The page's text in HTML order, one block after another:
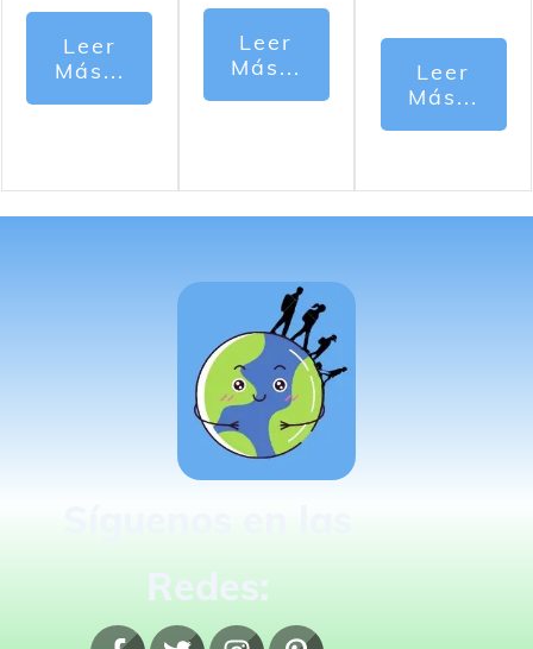
Leer
Más...
Leer
Más...
Leer
Más...
Redes: